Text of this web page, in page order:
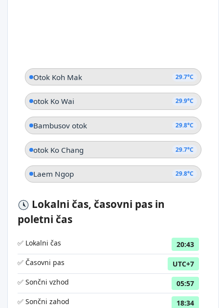
Otok Koh Mak 29.7°C
otok Ko Wai 29.9°C
Bambusov otok 29.8°C
otok Ko Chang 29.7°C
Laem Ngop 29.8°C
Lokalni čas, časovni pas in
poletni čas
✅ Lokalni čas
20:43
✅ Časovni pas
UTC+7
✅ Sončni vzhod
05:57
✅ Sončni zahod
18:34